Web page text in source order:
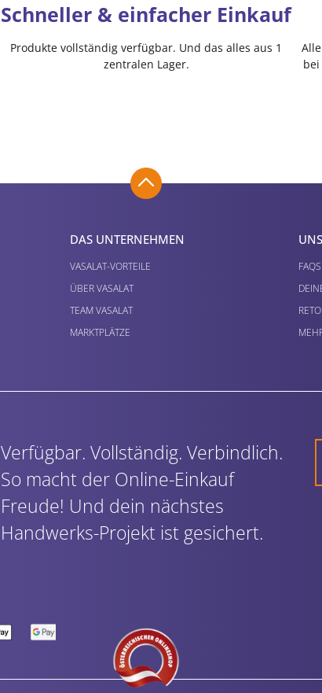
Schneller & einfacher Einkauf
Produkte vollständig verfügbar. Und das alles aus 1
zentralen Lager.
DAS UNTERNEHMEN
VASALAT-VORTEILE
ÜBER VASALAT
TEAM VASALAT
MARKTPLÄTZE
FAQS
Verfügbar. Vollständig. Verbindlich.
So macht der Online-Einkauf
Freude! Und dein nächstes
Handwerks-Projekt ist gesichert.